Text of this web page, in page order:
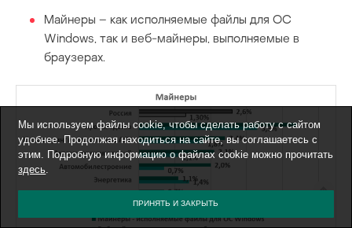
Майнеры – как исполняемые файлы для ОС
Windows, так и веб-майнеры, выполняемые в
браузерах.
Мы используем файлы cookie, чтобы сделать работу с сайтом
удобнее. Продолжая находиться на сайте, вы соглашаетесь с
этим. Подробную информацию о файлах cookie можно прочитать
здесь.
ПРИНЯТЬ И ЗАКРЫТЬ